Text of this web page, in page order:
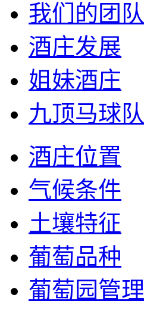
我们的团队
酒庄发展
姐妹酒庄
九顶马球队
酒庄位置
气候条件
土壤特征
葡萄品种
葡萄园管理